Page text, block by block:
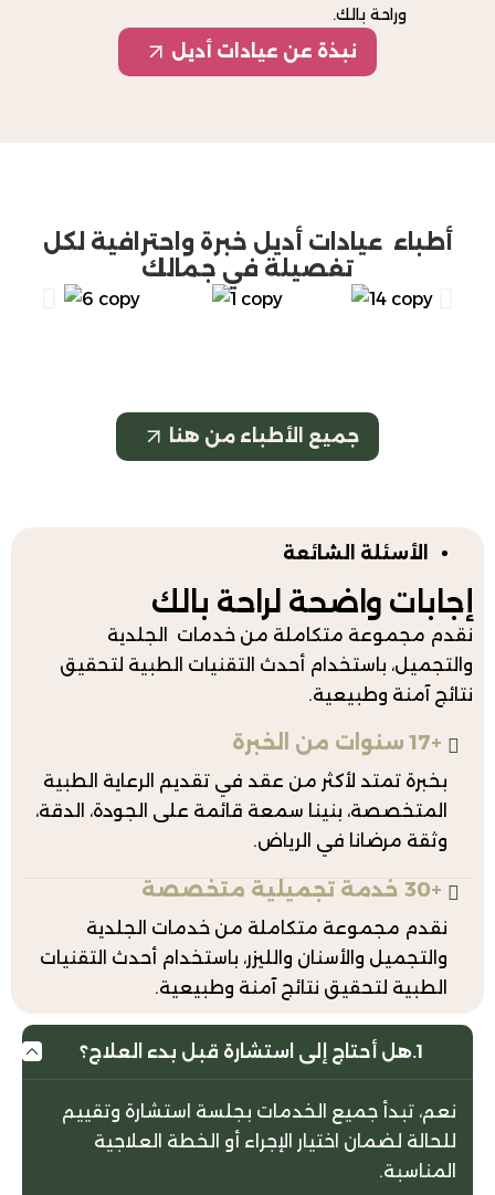
نبذة عن عيادات أديل
عيادات أديل خبرة واحترافية لكل
تفصيلة في جمالك
جميع الأطباء من هنا
الشائعة
واضحةلراحة بالك​
متكاملة من خدمات الجلدية
باستخدام أحدث التقنيات الطبية لتحقيق
وطبيعية.
تمتد لأكثر من عقد في تقديم الرعاية الطبية
بنينا سمعة قائمة على الجودة، الدقة،
مرضانا في الرياض.
مجموعة متكاملة من خدمات الجلدية
والأسنان والليزر، باستخدام أحدث التقنيات
لتحقيق نتائج آمنة وطبيعية.
هل أحتاج إلى استشارة قبل بدء العلاج؟
جميع الخدمات بجلسة استشارة وتقييم
لضمان اختيار الإجراء أو الخطة العلاجية